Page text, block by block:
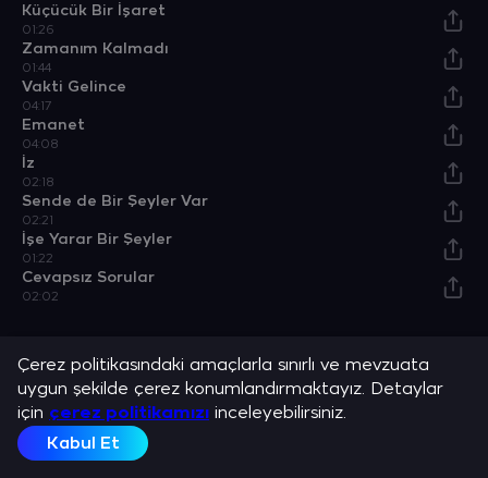
Küçücük Bir İşaret
01:26
Zamanım Kalmadı
01:44
Vakti Gelince
04:17
Emanet
04:08
İz
02:18
Sende de Bir Şeyler Var
02:21
İşe Yarar Bir Şeyler
01:22
Cevapsız Sorular
02:02
Açıklama
Atakan Ilgazdağ ve sevilen şarkılarını dinle.
Dizi & Film TRT 1
Çerez politikasındaki amaçlarla sınırlı ve mevzuata
uygun şekilde çerez konumlandırmaktayız. Detaylar
için çerez politikamızı inceleyebilirsiniz.
Kabul Et